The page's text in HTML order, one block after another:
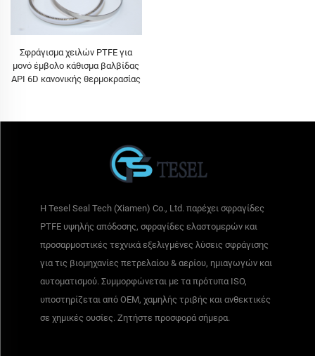
Σφράγισμα χειλών PTFE για
μονό έμβολο κάθισμα βαλβίδας
API 6D κανονικής θερμοκρασίας
Η Tesel Seal Tech (Xiamen) Co., Ltd. παρέχει σφραγίδες
PTFE υψηλής απόδοσης, σφραγίδες ελαστομερών και
προσαρμοστικές τεχνικά εξελιγμένες λύσεις σφράγισης
για τις βιομηχανίες πετρελαίου & αερίου, ημιαγωγών και
αυτοματισμού. Συμμορφώνεται με τα πρότυπα ISO,
υποστηρίζεται από OEM, χαμηλής τριβής και ανθεκτικές
σε χημικές ουσίες. Ζητήστε προσφορά σήμερα.